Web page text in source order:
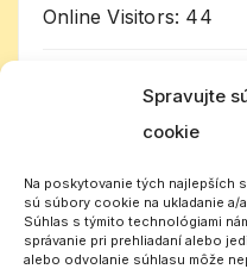
Spravujte
cookie
Na poskytovanie tých najlepších
sú súbory cookie na ukladanie a/
Súhlas s týmito technológiami
správanie pri prehliadaní alebo
alebo odvolanie súhlasu môže
Online Visitors: 44
Today's Visitors:11